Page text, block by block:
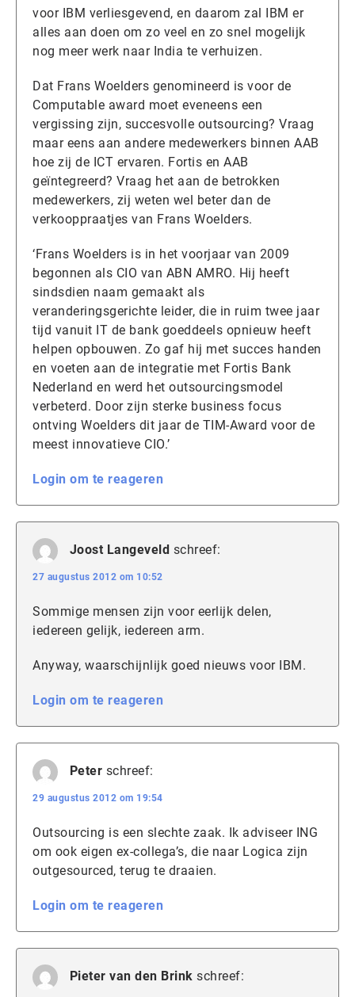
voor IBM verliesgevend, en daarom zal IBM er
alles aan doen om zo veel en zo snel mogelijk
nog meer werk naar India te verhuizen.
Dat Frans Woelders genomineerd is voor de
Computable award moet eveneens een
vergissing zijn, succesvolle outsourcing? Vraag
maar eens aan andere medewerkers binnen AAB
hoe zij de ICT ervaren. Fortis en AAB
geïntegreerd? Vraag het aan de betrokken
medewerkers, zij weten wel beter dan de
verkooppraatjes van Frans Woelders.
‘Frans Woelders is in het voorjaar van 2009
begonnen als CIO van ABN AMRO. Hij heeft
sindsdien naam gemaakt als
veranderingsgerichte leider, die in ruim twee jaar
tijd vanuit IT de bank goeddeels opnieuw heeft
helpen opbouwen. Zo gaf hij met succes handen
en voeten aan de integratie met Fortis Bank
Nederland en werd het outsourcingsmodel
verbeterd. Door zijn sterke business focus
ontving Woelders dit jaar de TIM-Award voor de
meest innovatieve CIO.’
Login om te reageren
Joost Langeveld schreef:
27 augustus 2012 om 10:52
Sommige mensen zijn voor eerlijk delen,
iedereen gelijk, iedereen arm.
Anyway, waarschijnlijk goed nieuws voor IBM.
Login om te reageren
Peter schreef:
29 augustus 2012 om 19:54
Outsourcing is een slechte zaak. Ik adviseer ING
om ook eigen ex-collega’s, die naar Logica zijn
outgesourced, terug te draaien.
Login om te reageren
Pieter van den Brink schreef: